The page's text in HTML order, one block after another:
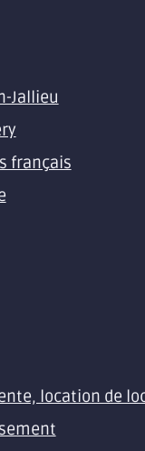
Jallieu
français
location de